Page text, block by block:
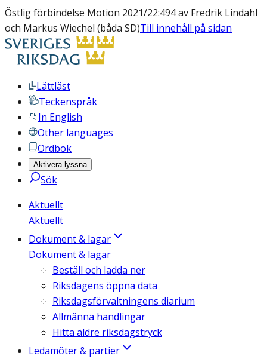
Östlig förbindelse Motion 2021/22:494 av Fredrik Lindahl
och Markus Wiechel (båda SD)Till innehåll på sidan
Lättläst
Teckenspråk
In English
Other languages
Ordbok
Aktivera lyssna
Sök
Aktuellt
Aktuellt
Dokument & lagar
Dokument & lagar
Beställ och ladda ner
Riksdagens öppna data
Riksdagsförvaltningens diarium
Allmänna handlingar
Hitta äldre riksdagstryck
Ledamöter & partier